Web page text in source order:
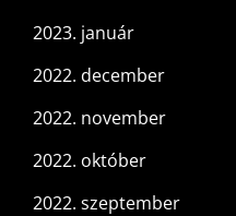
2023. január
2022. december
2022. november
2022. október
2022. szeptember